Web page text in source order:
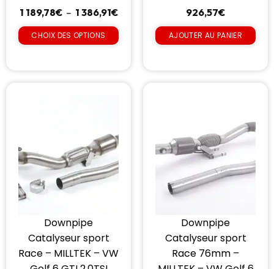
1 189,78€ – 1 386,91€
CHOIX DES OPTIONS
926,57€
AJOUTER AU PANIER
Downpipe
Catalyseur sport
Race – MILLTEK – VW
Downpipe
Catalyseur sport
Race 76mm –